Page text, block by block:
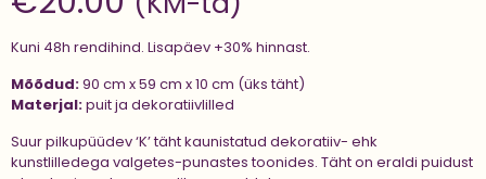
Kuni 48h rendihind. Lisapäev +30% hinnast.
Mõõdud:90 cm x 59 cm x 10 cm (üks täht)
Materjal:puit ja dekoratiivlilled
Suur pilkupüüdev ‘K’ täht kaunistatud dekoratiiv- ehk
kunstlilledega valgetes-punastes toonides. Täht on eraldi puidust